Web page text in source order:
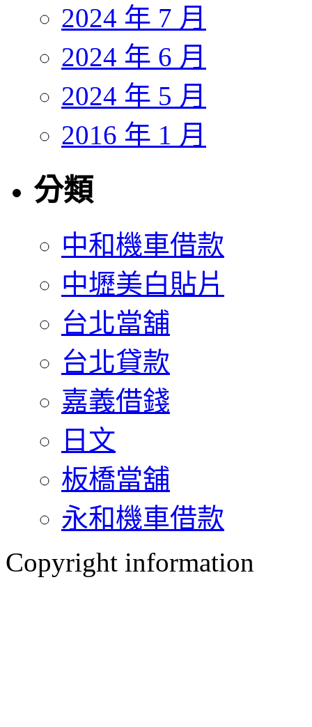
2024 年 7 月
2024 年 6 月
2024 年 5 月
2016 年 1 月
分類
中和機車借款
中壢美白貼片
台北當舖
台北貸款
嘉義借錢
日文
板橋當舖
永和機車借款
Copyright information